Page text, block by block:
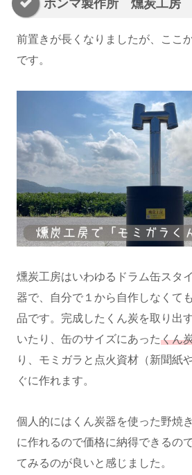
ホンマ製作所 燻炭工房
前置きが長くなりましたが、ここ
です。
燻炭工房はいわゆるドラム缶スタ
器で、自分で１から自作しなくて
品です。完成したくん炭を取り出
いたり、缶のサイズにあったくん
り、モミガラと点火資材（新聞紙
ぐに作れます。
個人的にはくん炭器を使った野焼
に作れるので価格に納得できるの
てみるのが良いと感じました。